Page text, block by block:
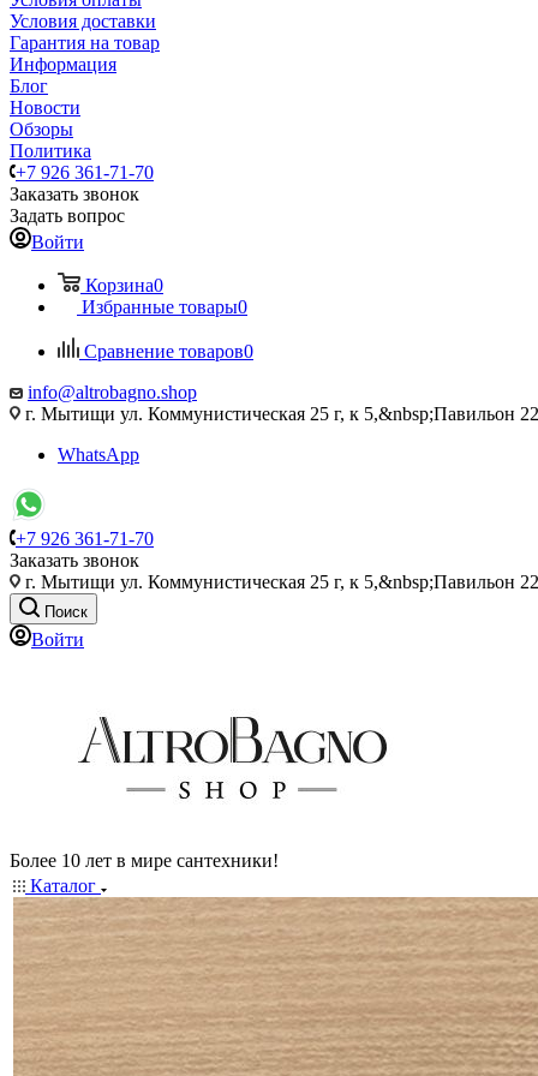
Условия доставки
Гарантия на товар
Информация
Блог
Новости
Обзоры
Политика
+7 926 361-71-70
Заказать звонок
Задать вопрос
Войти
Корзина0
Избранные товары0
Сравнение товаров0
info@altrobagno.shop
г. Мытищи ул. Коммунистическая 25 г, к 5,&nbsp;Павильон
WhatsApp
+7 926 361-71-70
Заказать звонок
г. Мытищи ул. Коммунистическая 25 г, к 5,&nbsp;Павильон
Поиск
Войти
Более 10 лет в мире сантехники!
Каталог